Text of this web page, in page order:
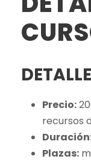
Precio:
recursos
Plazas: